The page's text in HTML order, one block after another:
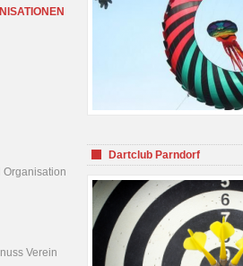
Organisation
Verein
Dartclub Parndorf